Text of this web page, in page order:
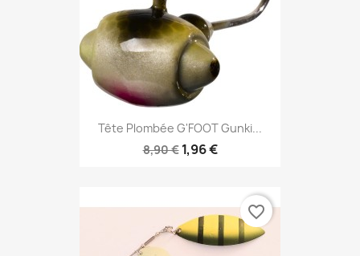
Tête Plombée G'FOOT Gunki...
8,90 € 1,96 €
favorite_border